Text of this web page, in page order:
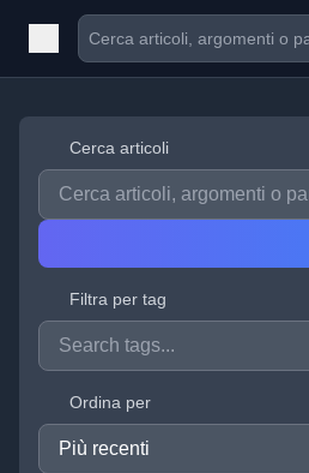
Cerca articoli
Filtra per tag
Ordina per